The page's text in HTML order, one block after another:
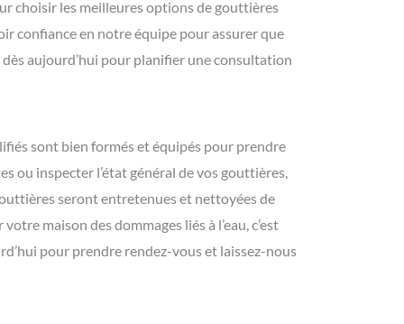
choisir les meilleures options de gouttières
confiance en notre équipe pour assurer que
aujourd’hui pour planifier une consultation
sont bien formés et équipés pour prendre
ou inspecter l’état général de vos gouttières,
seront entretenues et nettoyées de
maison des dommages liés à l’eau, c’est
pour prendre rendez-vous et laissez-nous